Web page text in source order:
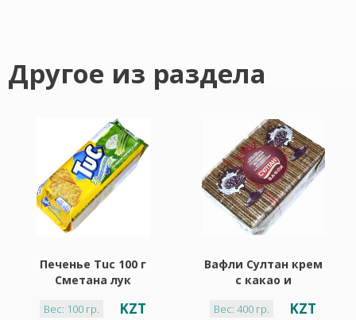
Другое из раздела
Печенье Tuc 100 г
Сметана лук
Вес: 100 гр. KZT
Вафли Султан крем
с какао и
молоком 400 г
Вес: 400 гр. KZT